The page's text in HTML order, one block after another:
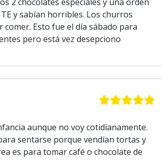
y sabían horribles. Los churros
Esto fue el día sábado para
pero está vez desepciono
aunque no voy cotidianamente.
sentarse porque vendían tortas y
es para tomar café o chocolate de